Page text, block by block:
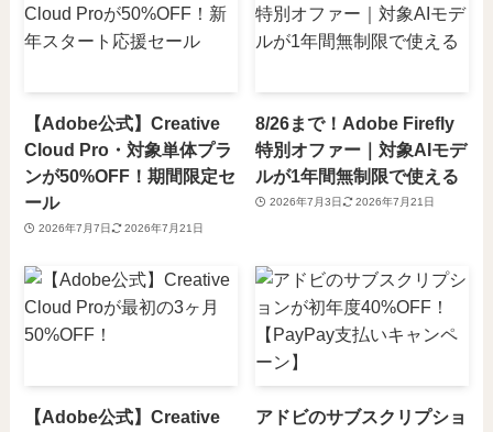
【Adobe公式】Creative
Cloud Pro・対象単体プラ
ンが50%OFF！期間限定セ
ール
2026年7月7日 2026年7月21日
8/26まで！Adobe Firefly
特別オファー｜対象AIモデ
ルが1年間無制限で使える
2026年7月3日 2026年7月21日
【Adobe公式】Creative
アドビのサブスクリプショ